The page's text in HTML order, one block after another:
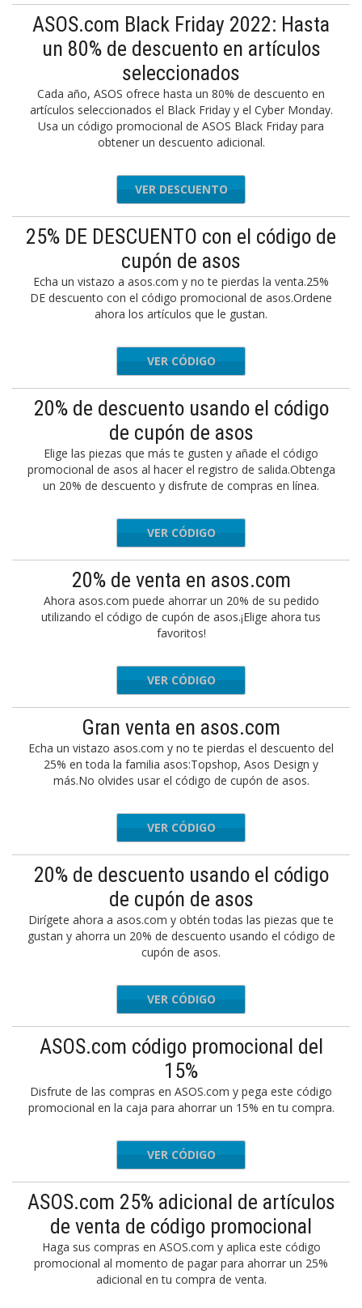
ASOS.com Black Friday 2022: Hasta
un 80% de descuento en artículos
seleccionados
Cada año, ASOS ofrece hasta un 80% de descuento en
artículos seleccionados el Black Friday y el Cyber Monday.
Usa un código promocional de ASOS Black Friday para
obtener un descuento adicional.
VER DESCUENTO
25% DE DESCUENTO con el código de
cupón de asos
Echa un vistazo a asos.com y no te pierdas la venta.25%
DE descuento con el código promocional de asos.Ordene
ahora los artículos que le gustan.
OMETEAM
VER CÓDIGO
20% de descuento usando el código
de cupón de asos
Elige las piezas que más te gusten y añade el código
promocional de asos al hacer el registro de salida.Obtenga
un 20% de descuento y disfrute de compras en línea.
ORESALE
VER CÓDIGO
20% de venta en asos.com
Ahora asos.com puede ahorrar un 20% de su pedido
utilizando el código de cupón de asos.¡Elige ahora tus
favoritos!
NEWFIT
VER CÓDIGO
Gran venta en asos.com
Echa un vistazo asos.com y no te pierdas el descuento del
25% en toda la familia asos:Topshop, Asos Design y
más.No olvides usar el código de cupón de asos.
FAVES
VER CÓDIGO
20% de descuento usando el código
de cupón de asos
Dirígete ahora a asos.com y obtén todas las piezas que te
gustan y ahorra un 20% de descuento usando el código de
cupón de asos.
SAVE
VER CÓDIGO
ASOS.com código promocional del
15%
Disfrute de las compras en ASOS.com y pega este código
promocional en la caja para ahorrar un 15% en tu compra.
Asos15
VER CÓDIGO
ASOS.com 25% adicional de artículos
de venta de código promocional
Haga sus compras en ASOS.com y aplica este código
promocional al momento de pagar para ahorrar un 25%
adicional en tu compra de venta.